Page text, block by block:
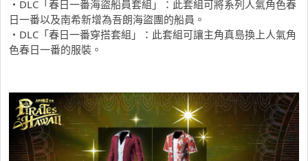
・DLC「春日一番海盜船員套組」：此套組可將系列人氣角色春
日一番以及南希新增為吾朗海盜團的船員。
・DLC「春日一番穿搭套組」：此套組可讓主角真島換上人氣角
色春日一番的服裝。